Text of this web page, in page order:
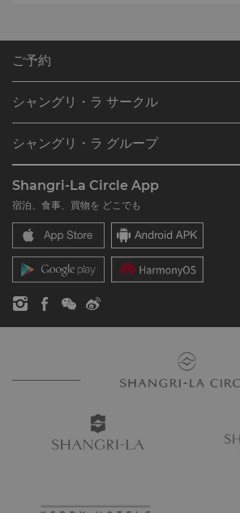
ご予約
ご予約の検索
レストラン＆バー
シャングリ・ラ サークル
シャングリ・ラ サークルに入会
よくあるお問合せや質問
SLCに関するお問い合わせ
シャングリ・ラ グループ
シャングリ・ラ ブランド
シャングリ・ラ センター
レジデンス
お問い合わせ
採用情報
企業の社会的責任
ニュース
Shangri-La Circle App
宿泊、食事、買物を どこでも